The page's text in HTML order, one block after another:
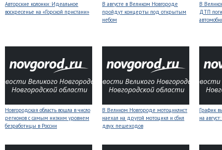
Авторские колонки: Идеальное
воскресенье на «Горской пристани»
В августе в Великом Новгороде
пройдут концерты под открытым
небом
В
ДТП
Новгородская область вошла в число
регионов с самым низким уровнем
безработицы в России
В Великом Новгороде мотоциклист
наехал на другой мотоцикл и сбил
двух пешеходов
График
на